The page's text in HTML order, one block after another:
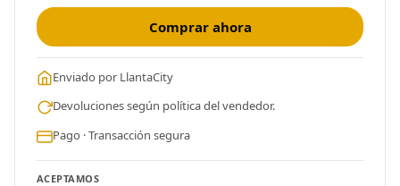
Comprar ahora
Enviado por LlantaCity
Devoluciones según política del vendedor.
Pago · Transacción segura
ACEPTAMOS